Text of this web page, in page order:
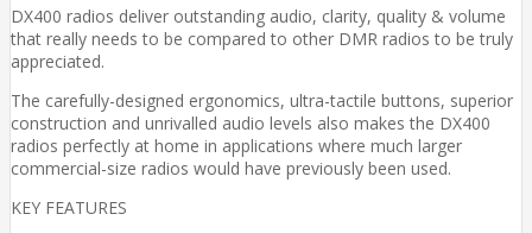
DX400 radios deliver outstanding audio, clarity, quality & volume
that really needs to be compared to other DMR radios to be truly
appreciated.
The carefully-designed ergonomics, ultra-tactile buttons, superior
construction and unrivalled audio levels also makes the DX400
radios perfectly at home in applications where much larger
commercial-size radios would have previously been used.
KEY FEATURES